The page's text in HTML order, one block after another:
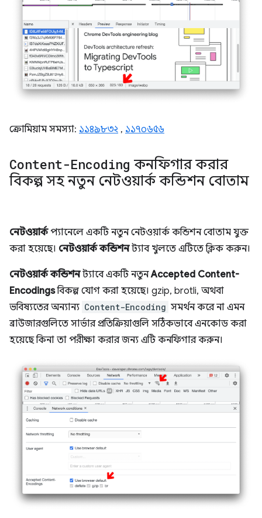
ক্রোমিয়াম সমস্যা: ১১৪৯৮৩২ , ১১৭০৬৫৬
Content-Encoding কনফিগার করার
বিকল্প সহ নতুন নেটওয়ার্ক কন্ডিশন বোতাম
নেটওয়ার্কপ্যানেলে একটি নতুন নেটওয়ার্ক কন্ডিশন বোতাম যুক্ত
করা হয়েছে। নেটওয়ার্ক কন্ডিশনট্যাব খুলতে এটিতে ক্লিক করুন।
নেটওয়ার্ক কন্ডিশনট্যাবে একটি নতুনAccepted Content-
Encodingsবিকল্প যোগ করা হয়েছে। gzip, brotli, অথবা
ভবিষ্যতের অন্যান্য Content-Encoding সমর্থন করে না এমন
ব্রাউজারগুলিতে সার্ভার প্রতিক্রিয়াগুলি সঠিকভাবে এনকোড করা
হয়েছে কিনা তা পরীক্ষা করার জন্য এটি কনফিগার করুন।